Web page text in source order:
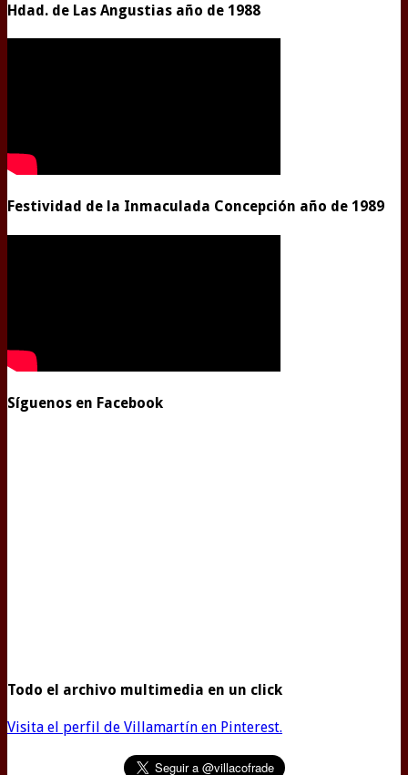
Hdad. de Las Angustias año de 1988
Festividad de la Inmaculada Concepción año de 1989
Síguenos en Facebook
Todo el archivo multimedia en un click
Visita el perfil de Villamartín en Pinterest.